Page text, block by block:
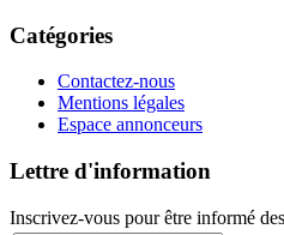
Catégories
Contactez-nous
Mentions légales
Espace annonceurs
Lettre d'information
Inscrivez-vous pour être informé